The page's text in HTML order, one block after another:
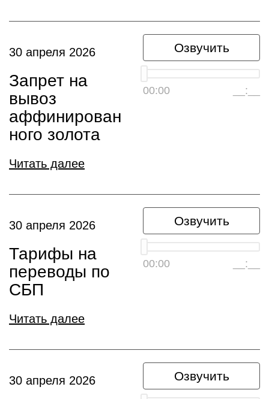
Озвучить
00:00 __:__
30 апреля 2026
Запрет на
вывоз
аффинирован
ного золота
Читать далее
Озвучить
00:00 __:__
30 апреля 2026
Тарифы на
переводы по
СБП
Читать далее
Озвучить
30 апреля 2026